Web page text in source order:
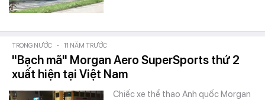
TRONG NƯỚC - 11 NĂM TRƯỚC
"Bạch mã" Morgan Aero SuperSports thứ 2
xuất hiện tại Việt Nam
Chiếc xe thể thao Anh quốc Morgan